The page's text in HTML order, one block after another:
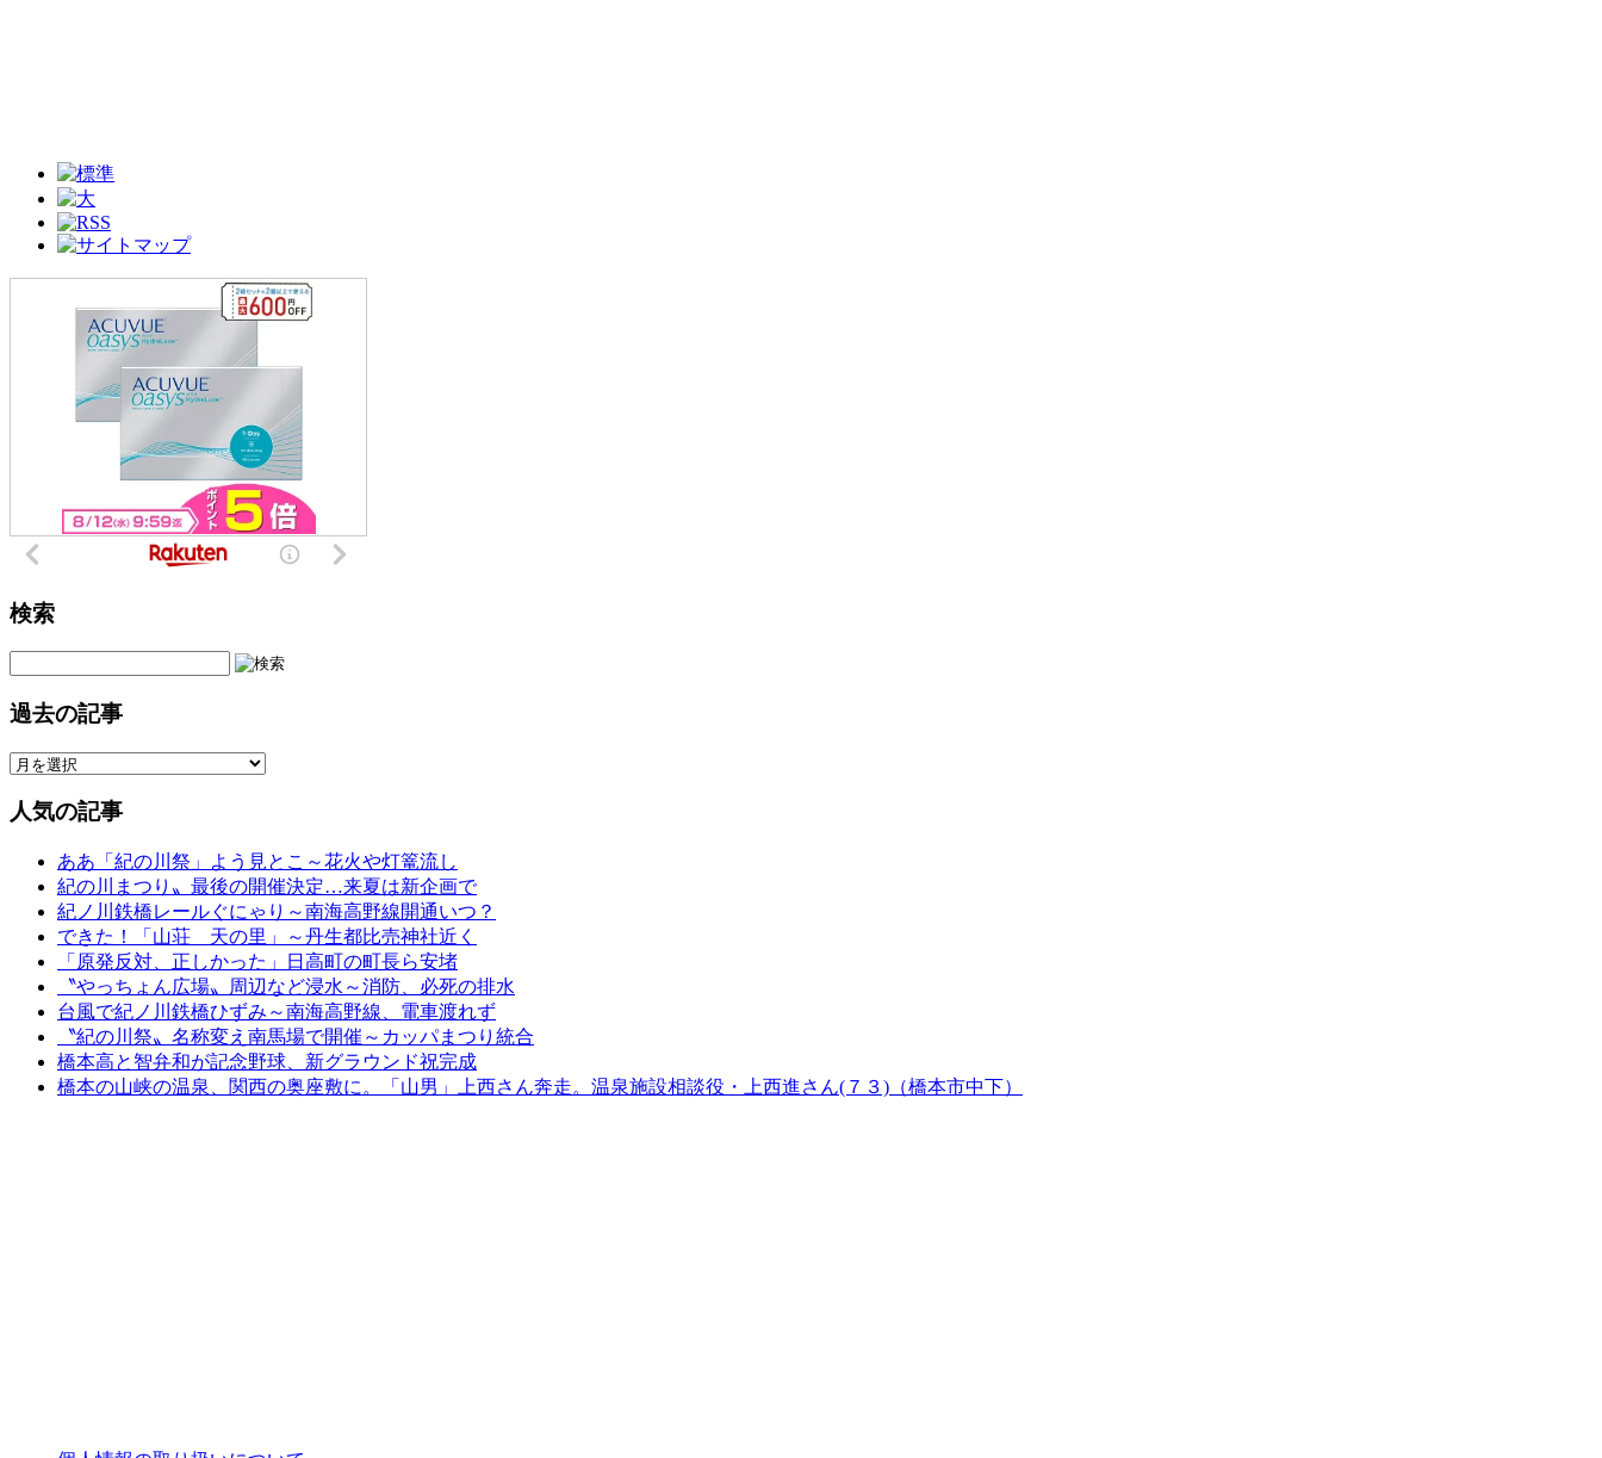
検索
過去の記事
人気の記事
ああ「紀の川祭」よう見とこ～花火や灯篭流し
紀の川まつり〟最後の開催決定…来夏は新企画で
紀ノ川鉄橋レールぐにゃり～南海高野線開通いつ？
できた！「山荘 天の里」～丹生都比売神社近く
「原発反対、正しかった」日高町の町長ら安堵
〝やっちょん広場〟周辺など浸水～消防、必死の排水
台風で紀ノ川鉄橋ひずみ～南海高野線、電車渡れず
〝紀の川祭〟名称変え南馬場で開催～カッパまつり統合
橋本高と智弁和が記念野球、新グラウンド祝完成
橋本の山峡の温泉、関西の奥座敷に。「山男」上西さん奔走。温泉施設相談役・上西進さん(７３)（橋本市中下）